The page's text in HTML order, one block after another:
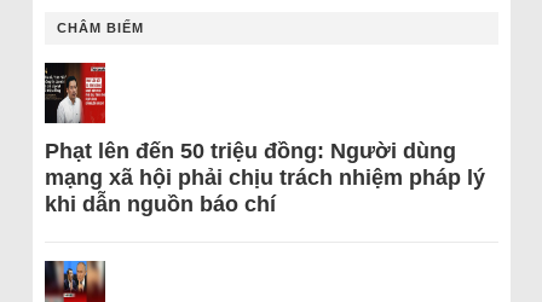
CHÂM BIẾM
Phạt lên đến 50 triệu đồng: Người dùng
mạng xã hội phải chịu trách nhiệm pháp lý
khi dẫn nguồn báo chí